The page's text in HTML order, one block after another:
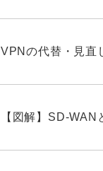
VPNの代替・見直
【図解】SD-